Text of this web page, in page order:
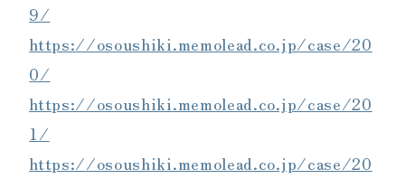
お見積もり
お問合わせ
9/
https://osoushiki.memolead.co.jp/case/20
0/
https://osoushiki.memolead.co.jp/case/20
1/
https://osoushiki.memolead.co.jp/case/20